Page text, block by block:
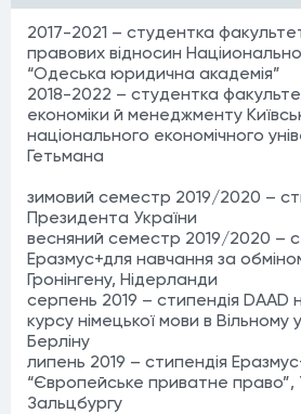
2017-2021 – студентка
правових відносин
“Одеська юридична академія”
2018-2022 – студентка
економіки й менеджменту
національного економічного
Гетьмана
зимовий семестр 2019/2020 –
Президента України
весняний семестр 2019/2020 –
Еразмус+для навчання за
Гронінгену, Нідерланди
серпень 2019 – стипендія DAAD
курсу німецької мови в Вільному
Берліну
липень 2019 – стипендія
“Європейське приватне право”,
Зальцбургу